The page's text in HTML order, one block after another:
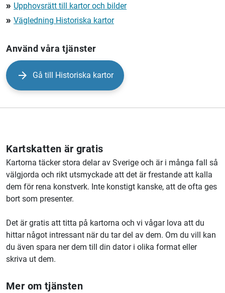
double_arrow Upphovsrätt till kartor och bilder
double_arrow Vägledning Historiska kartor
Använd våra tjänster
Gå till Historiska kartor
Kartskatten är gratis
Kartorna täcker stora delar av Sverige och är i många fall så
välgjorda och rikt utsmyckade att det är frestande att kalla
dem för rena konstverk. Inte konstigt kanske, att de ofta ges
bort som presenter.
Det är gratis att titta på kartorna och vi vågar lova att du
hittar något intressant när du tar del av dem. Om du vill kan
du även spara ner dem till din dator i olika format eller
skriva ut dem.
Mer om tjänsten